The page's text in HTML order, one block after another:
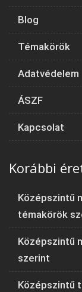
Blog
Témakörök
Adatvédelem
ÁSZF
Kapcsolat
Korábbi
Középszintű
témakörök
Középszintű
szerint
Középszintű